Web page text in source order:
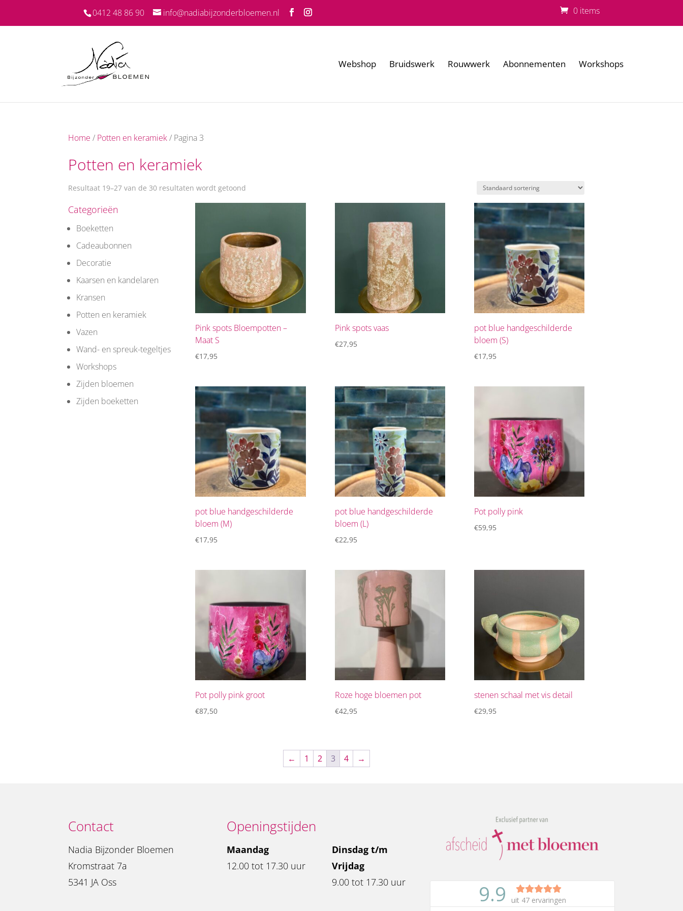
0412 48 86 90 info@nadiabijzonderbloemen.nl 0 items
Webshop Bruidswerk Rouwwerk Abonnementen Workshops
Home / Potten en keramiek/ Pagina 3
Potten en keramiek
Resultaat 19–27 van de 30 resultaten wordt getoond
Categorieën
Boeketten
Cadeaubonnen
Decoratie
Kaarsen en kandelaren
Kransen
Potten en keramiek
Vazen
Wand- en spreuk-tegeltjes
Workshops
Zijden bloemen
Zijden boeketten
Pink spots Bloempotten –
Maat S
€17,95
Pink spots vaas
€27,95
pot blue handgeschilderde
bloem (S)
€17,95
pot blue handgeschilderde
bloem (M)
€17,95
pot blue handgeschilderde
bloem (L)
€22,95
Pot polly pink
€59,95
Pot polly pink groot
€87,50
Roze hoge bloemen pot
€42,95
stenen schaal met vis detail
€29,95
← 1 2 3 4 →
Contact
Nadia Bijzonder Bloemen
Kromstraat 7a
5341 JA Oss
Openingstijden
Maandag
12.00 tot 17.30 uur
Dinsdag t/m
Vrijdag
9.00 tot 17.30 uur